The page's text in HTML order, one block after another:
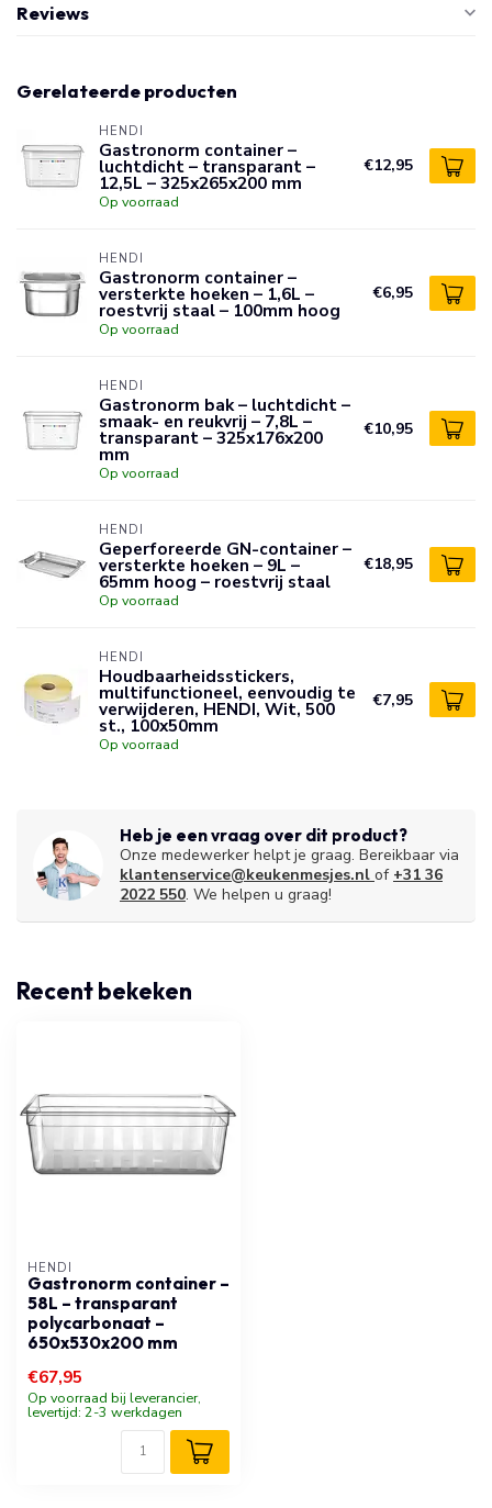
Reviews
Gerelateerde producten
HENDI
Gastronorm container –
luchtdicht – transparant –
12,5L – 325x265x200 mm
Op voorraad
€12,95
HENDI
Gastronorm container –
versterkte hoeken – 1,6L –
roestvrij staal – 100mm hoog
Op voorraad
€6,95
HENDI
Gastronorm bak – luchtdicht –
smaak- en reukvrij – 7,8L –
transparant – 325x176x200
mm
Op voorraad
€10,95
HENDI
Geperforeerde GN-container –
versterkte hoeken – 9L –
65mm hoog – roestvrij staal
Op voorraad
€18,95
HENDI
Houdbaarheidsstickers,
multifunctioneel, eenvoudig te
verwijderen, HENDI, Wit, 500
st., 100x50mm
Op voorraad
€7,95
Heb je een vraag over dit product?
Onze medewerker helpt je graag. Bereikbaar via
klantenservice@keukenmesjes.nl of +31 36
2022 550. We helpen u graag!
Recent bekeken
HENDI
Gastronorm container –
58L – transparant
polycarbonaat –
650x530x200 mm
€67,95
Op voorraad bij leverancier,
levertijd: 2-3 werkdagen